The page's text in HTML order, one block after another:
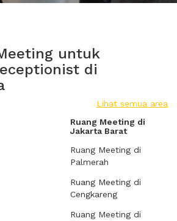
untuk
di
Lihat semua area
Ruang Meeting di
Jakarta Barat
Ruang Meeting di
Palmerah
Ruang Meeting di
Cengkareng
Ruang Meeting di